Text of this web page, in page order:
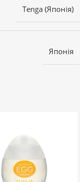
Tenga (Японія)
Японія